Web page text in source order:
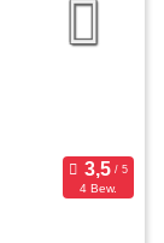
4 Bew.